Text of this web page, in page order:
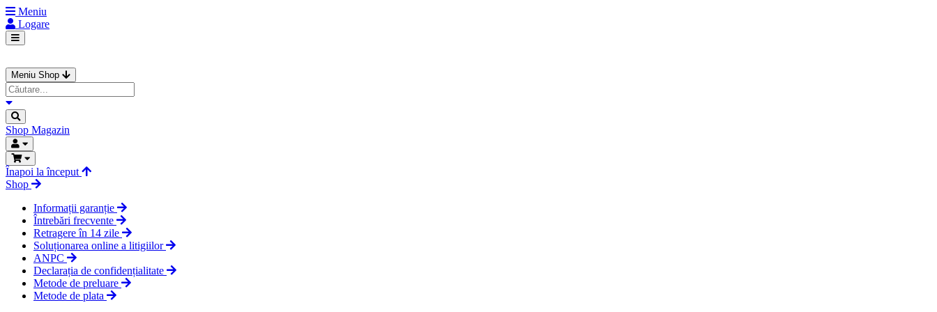
Meniu
Logare
Meniu Shop
Shop Magazin
Înapoi la început
Shop
Informații garanție
Întrebări frecvente
Retragere în 14 zile
Soluționarea online a litigiilor
ANPC
Declarația de confidențialitate
Metode de preluare
Metode de plata